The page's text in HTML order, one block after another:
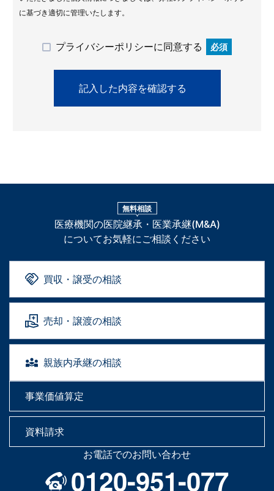
に基づき適切に管理いたします。
プライバシーポリシーに同意する 必須
無料相談
医療機関の医院継承・医業承継(M&A)
についてお気軽にご相談ください
買収・譲受の相談
売却・譲渡の相談
親族内承継の相談
事業価値算定
資料請求
お電話でのお問い合わせ
0120-951-077